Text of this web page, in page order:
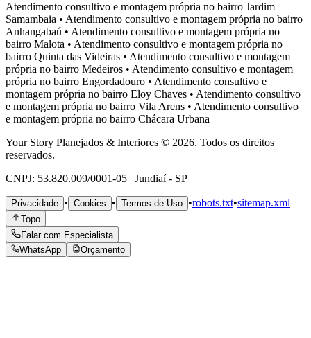
Atendimento consultivo e montagem própria no bairro Jardim
Samambaia • Atendimento consultivo e montagem própria no bairro
Anhangabaú • Atendimento consultivo e montagem própria no
bairro Malota • Atendimento consultivo e montagem própria no
bairro Quinta das Videiras • Atendimento consultivo e montagem
própria no bairro Medeiros • Atendimento consultivo e montagem
própria no bairro Engordadouro • Atendimento consultivo e
montagem própria no bairro Eloy Chaves • Atendimento consultivo
e montagem própria no bairro Vila Arens • Atendimento consultivo
e montagem própria no bairro Chácara Urbana
Your Story Planejados & Interiores © 2026. Todos os direitos
reservados.
CNPJ: 53.820.009/0001-05 | Jundiaí - SP
Privacidade • Cookies • Termos de Uso •robots.txt•sitemap.xml
Topo
Falar com Especialista
WhatsApp
Orçamento